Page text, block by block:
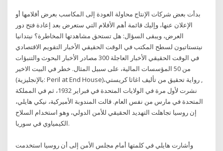
بدأت بعض شركات الإنتاج محاولة العودة إلى المكاسب بعرض أفلامها أو
الإعلان عنها، وإليك قائمة أهم الأفلام التي ستعرض بعد إعادة فتح دور
العرض، ويبقى السؤال: هل تستحق مشاهدتها المخاطرة؟ نيتدانيا
نيتستاتيون لسطح المكتب في الوقت الحقيقي الأخبار التقويم الاقتصادي
في الوقت الحقيقي الأخبار العاجلة 300 مصادر الأخبار البحوث والتنبؤات
من 50 المؤسسات المالية، على سبيل المثال. خطر في البيت الاخير
(بالإنجليزية: Peril at End House)‏, رواية تحقيق من تأليف اغاثا كريستي،
نشرت لأول مرة في الولايات المتحدة في فبراير 1932، ثم في المملكة
المتحدة في مارس من نفس العام. قالت المندوبة الأميركية، نيكي هايلي،
إن روسيا تجاهلت التهديد الحقيقي للأمن الدولي، وهو استخدام السلاح
الكيمياوي في سوريا.
وأشارت هايلي في كلمتها أمام مجلس الأمن إلى أن روسيا استخدمت